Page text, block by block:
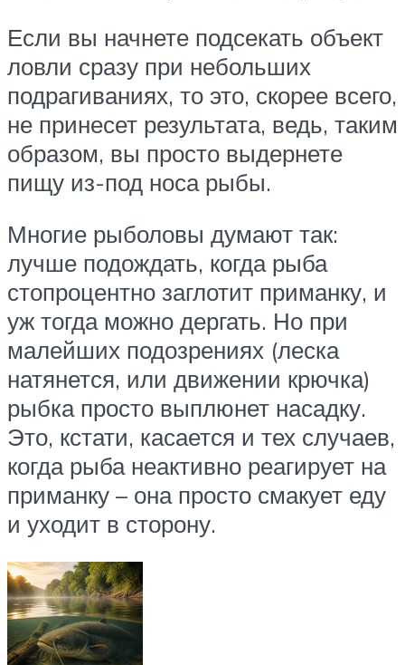
Если вы начнете подсекать объект
ловли сразу при небольших
подрагиваниях, то это, скорее всего,
не принесет результата, ведь, таким
образом, вы просто выдернете
пищу из-под носа рыбы.
Многие рыболовы думают так:
лучше подождать, когда рыба
стопроцентно заглотит приманку, и
уж тогда можно дергать. Но при
малейших подозрениях (леска
натянется, или движении крючка)
рыбка просто выплюнет насадку.
Это, кстати, касается и тех случаев,
когда рыба неактивно реагирует на
приманку – она просто смакует еду
и уходит в сторону.